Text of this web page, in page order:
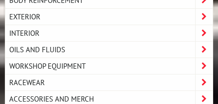
EXTERIOR
INTERIOR
OILS AND FLUIDS
WORKSHOP EQUIPMENT
RACEWEAR
ACCESSORIES AND MERCH